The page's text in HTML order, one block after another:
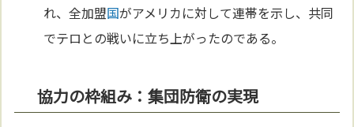
れ、全加盟国がアメリカに対して連帯を示し、共同
でテロとの戦いに立ち上がったのである。
協力の枠組み：集団防衛の実現